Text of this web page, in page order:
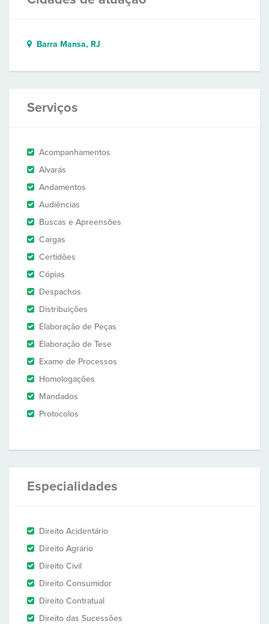
Barra Mansa, RJ
Serviços
Acompanhamentos
Alvarás
Andamentos
Audiências
Buscas e Apreensões
Cargas
Certidões
Cópias
Despachos
Distribuições
Elaboração de Peças
Elaboração de Tese
Exame de Processos
Homologações
Mandados
Protocolos
Especialidades
Direito Acidentário
Direito Agrário
Direito Civil
Direito Consumidor
Direito Contratual
Direito das Sucessões